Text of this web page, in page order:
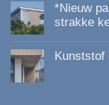
op
Kunststof
Duurzaam,
*Nieuw
strakke
op
Kunststof